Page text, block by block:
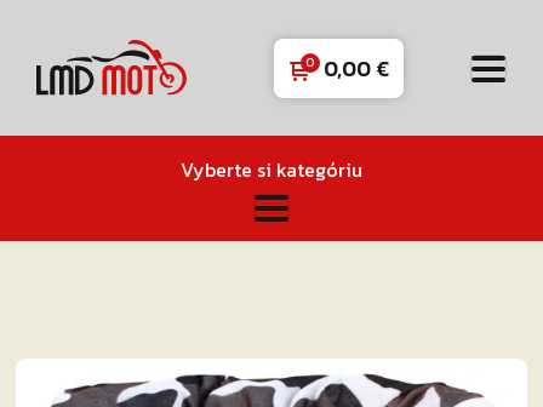
0,00€
Vyberte si kategóriu